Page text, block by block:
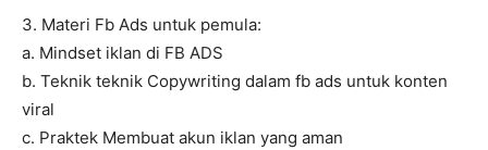
3. Materi Fb Ads untuk pemula:
a. Mindset iklan di FB ADS
b. Teknik teknik Copywriting dalam fb ads untuk konten
viral
c. Praktek Membuat akun iklan yang aman